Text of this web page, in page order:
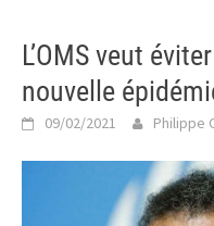
L’OMS veut
nouvelle
09/02/2021 Philippe